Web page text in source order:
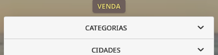
VENDA
CATEGORIAS
CIDADES